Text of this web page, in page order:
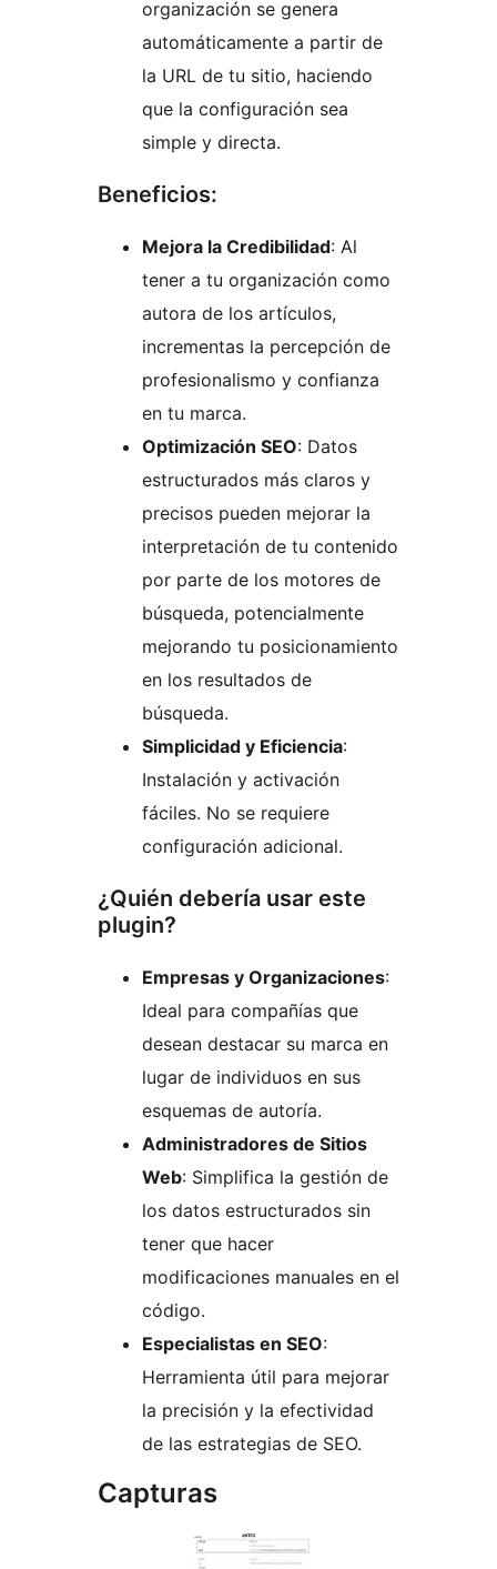
organización se genera
automáticamente a partir de
la URL de tu sitio, haciendo
que la configuración sea
simple y directa.
Beneficios:
Mejora la Credibilidad: Al
tener a tu organización como
autora de los artículos,
incrementas la percepción de
profesionalismo y confianza
en tu marca.
Optimización SEO: Datos
estructurados más claros y
precisos pueden mejorar la
interpretación de tu contenido
por parte de los motores de
búsqueda, potencialmente
mejorando tu posicionamiento
en los resultados de
búsqueda.
Simplicidad y Eficiencia:
Instalación y activación
fáciles. No se requiere
configuración adicional.
¿Quién debería usar este
plugin?
Empresas y Organizaciones:
Ideal para compañías que
desean destacar su marca en
lugar de individuos en sus
esquemas de autoría.
Administradores de Sitios
Web: Simplifica la gestión de
los datos estructurados sin
tener que hacer
modificaciones manuales en el
código.
Especialistas en SEO:
Herramienta útil para mejorar
la precisión y la efectividad
de las estrategias de SEO.
Capturas